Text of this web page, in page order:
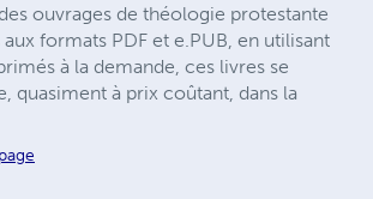
ouvrages de théologie protestante
formats PDF et e.PUB, en utilisant
à la demande, ces livres se
quasiment à prix coûtant, dans la